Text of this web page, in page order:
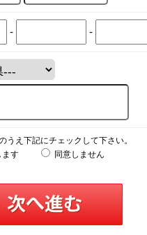
- -
うえ下記にチェックして下さい。
ます
同意しません